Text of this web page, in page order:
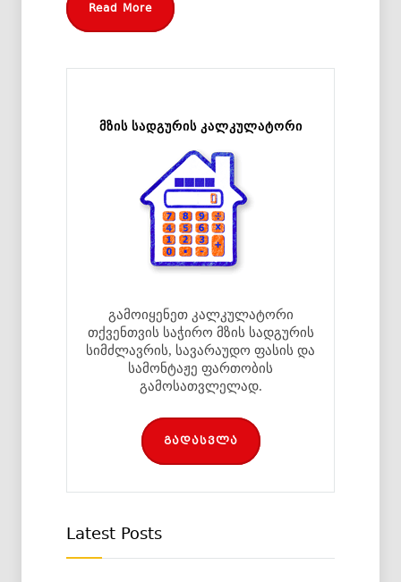
Read More
მზის სადგურის კალკულატორი
გამოიყენეთ კალკულატორი
თქვენთვის საჭირო მზის სადგურის
სიმძლავრის, სავარაუდო ფასის და
სამონტაჟე ფართობის
გამოსათვლელად.
გადასვლა
Latest Posts